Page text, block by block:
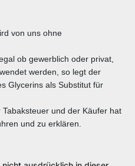
von uns ohne
ob gewerblich oder privat,
werden, so legt der
Glycerins als Substitut für
und der Käufer hat
und zu erklären.